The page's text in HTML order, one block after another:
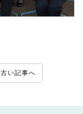
古い記事へ